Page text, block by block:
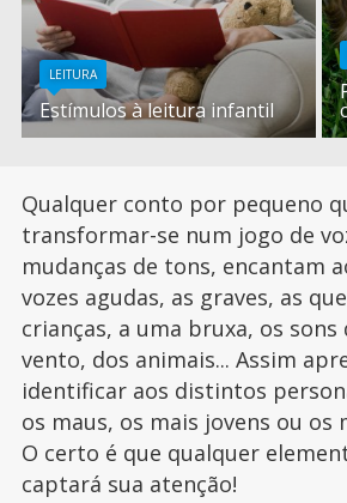
LEITURA
Estímulos à leitura infantil
Qualquer conto por pequeno
transformar-se num jogo de
mudanças de tons, encantam
vozes agudas, as graves, as
crianças, a uma bruxa, os sons
vento, dos animais... Assim
identificar aos distintos
os maus, os mais jovens ou os
O certo é que qualquer
captará sua atenção!